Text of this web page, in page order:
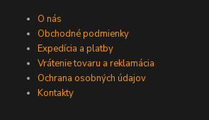
O nás
Obchodné podmienky
Expedícia a platby
Vrátenie tovaru a reklamácia
Ochrana osobných údajov
Kontakty